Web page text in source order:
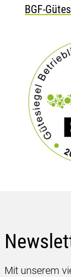
BGF-
Mit unserem